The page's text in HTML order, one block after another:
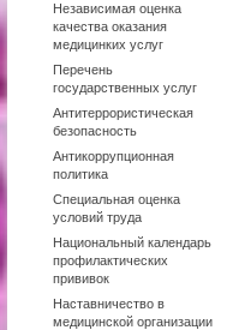
Независимая оценка
качества оказания
медицинких услуг
Перечень
государственных услуг
Антитеррористическая
безопасность
Антикоррупционная
политика
Специальная оценка
условий труда
Национальный календарь
профилактических
прививок
Наставничество в
медицинской организации